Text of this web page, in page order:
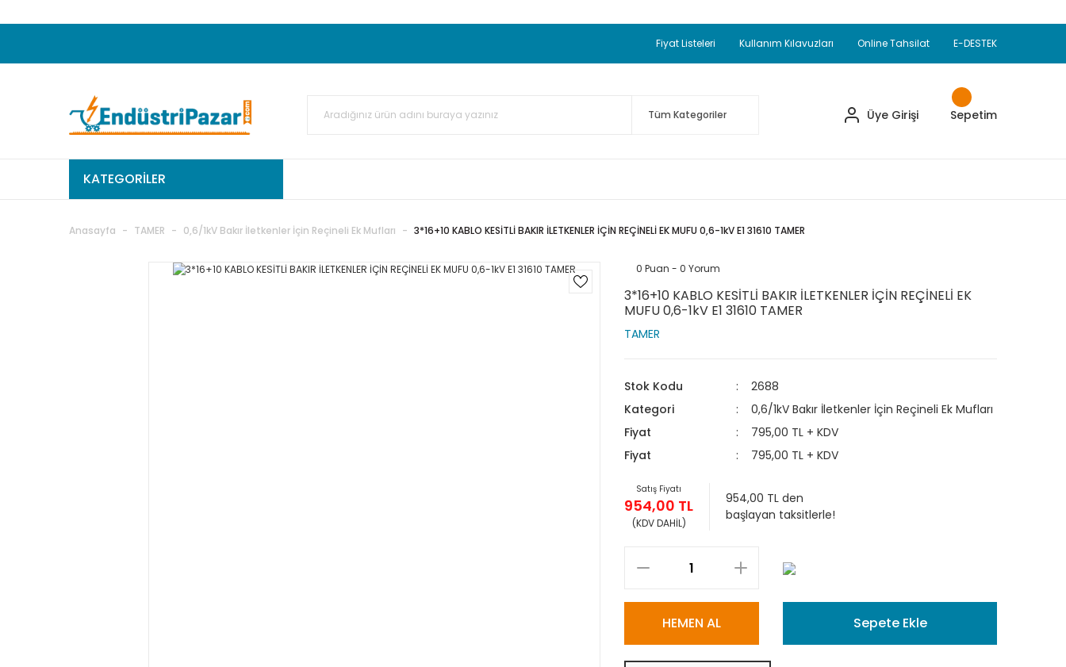
20.000TL ve Üzeri Alışverişlerinizde KARGO BEDAVATC Standart Bayonet J Tip Termokupul Ürünlerinde 50 Adet Alımlarda Sepette Ekstra %5 İskonto...
TC Standart Bayonet J Tip Termokupul Ürünlerinde 250 Adet Alımlarda Sepette
50.000,00TL ve Üzeri EMKO Ürünleri Alışverişlerinizde Sepette
Fiyat Listeleri Kullanım Kılavuzları Online Tahsilat E-DESTEK
Üye Girişi Sepetim
KATEGORİLER
Anasayfa TAMER 0,6/1kV Bakır İletkenler İçin Reçineli Ek Mufları 3*16+10 KABLO KESİTLİ BAKIR İLETKENLER İÇİN REÇİNELİ EK MUFU 0,6-1kV E1 31610 TAMER
0 Puan - 0 Yorum
3*16+10 KABLO KESİTLİ BAKIR İLETKENLER İÇİN REÇİNELİ EK
MUFU 0,6-1kV E1 31610 TAMER
TAMER
Stok Kodu
2688
Kategori
0,6/1kV Bakır İletkenler İçin Reçineli Ek Mufları
Fiyat
795,00 TL + KDV
Fiyat
795,00 TL + KDV
Satış Fiyatı
954,00 TL
(KDV DAHİL)
954,00 TL den
başlayan taksitlerle!
HEMEN AL Sepete Ekle